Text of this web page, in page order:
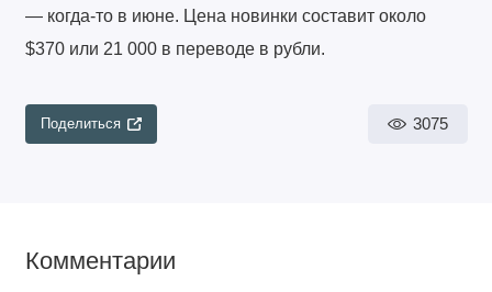
— когда-то в июне. Цена новинки составит около
$370 или 21 000 в переводе в рубли.
Поделиться 3075
Комментарии